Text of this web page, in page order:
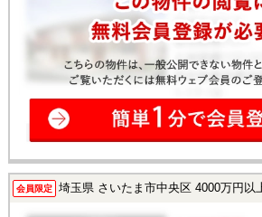
会員限定 埼玉県 さいたま市中央区 4000万円以上5000万円